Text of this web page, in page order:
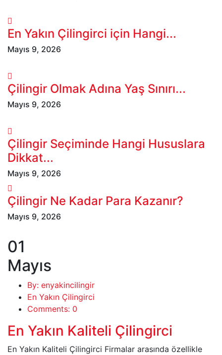
En Yakın Çilingirci için Hangi...
Mayıs 9, 2026
Çilingir Olmak Adına Yaş Sınırı...
Mayıs 9, 2026
Çilingir Seçiminde Hangi Hususlara
Dikkat...
Mayıs 9, 2026
Çilingir Ne Kadar Para Kazanır?
Mayıs 9, 2026
01
Mayıs
By: enyakincilingir
En Yakın Çilingirci
Comments: 0
En Yakın Kaliteli Çilingirci
En Yakın Kaliteli Çilingirci Firmalar arasında özellikle